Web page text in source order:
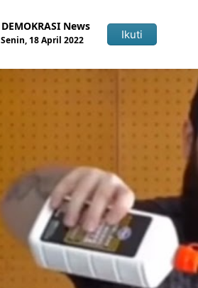
DEMOKRASI News
Senin, 18 April 2022 Ikuti